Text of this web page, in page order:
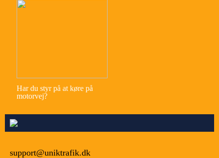
Har du styr på at køre på
motorvej?
support@uniktrafik.dk